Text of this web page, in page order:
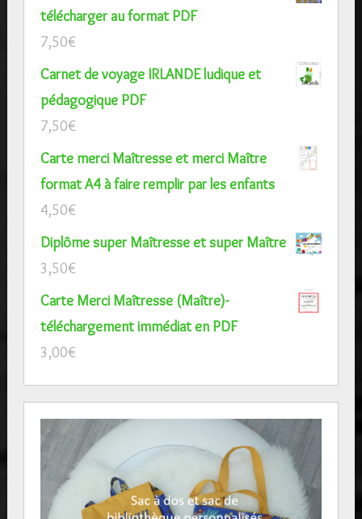
télécharger au format PDF
7,50€
Carnet de voyage IRLANDE ludique et
pédagogique PDF
7,50€
Carte merci Maîtresse et merci Maître
format A4 à faire remplir par les enfants
4,50€
Diplôme super Maîtresse et super Maître
3,50€
Carte Merci Maîtresse (Maître)-
téléchargement immédiat en PDF
3,00€